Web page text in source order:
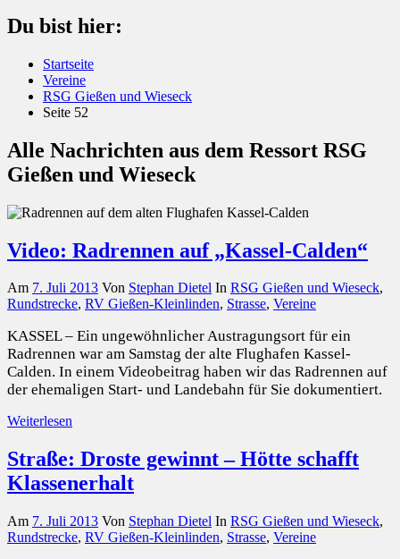
Du bist hier:
Startseite
Vereine
RSG Gießen und Wieseck
Seite 52
Alle Nachrichten aus dem Ressort RSG
Gießen und Wieseck
Video: Radrennen auf „Kassel-Calden“
Am 7. Juli 2013 Von Stephan Dietel In RSG Gießen und Wieseck,
Rundstrecke, RV Gießen-Kleinlinden, Strasse, Vereine
KASSEL – Ein ungewöhnlicher Austragungsort für ein
Radrennen war am Samstag der alte Flughafen Kassel-
Calden. In einem Videobeitrag haben wir das Radrennen auf
der ehemaligen Start- und Landebahn für Sie dokumentiert.
Weiterlesen
Straße: Droste gewinnt – Hötte schafft
Klassenerhalt
Am 7. Juli 2013 Von Stephan Dietel In RSG Gießen und Wieseck,
Rundstrecke, RV Gießen-Kleinlinden, Strasse, Vereine